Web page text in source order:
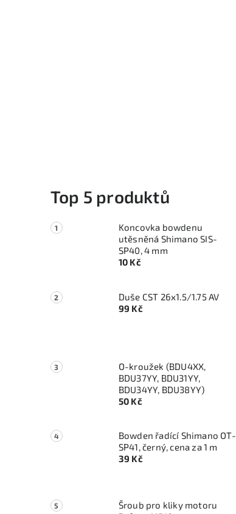
Top 5 produktů
Koncovka bowdenu
utěsněná Shimano SIS-
SP40, 4 mm
10 Kč
Duše CST 26x1.5/1.75 AV
99 Kč
O-kroužek (BDU4XX,
BDU37YY, BDU31YY,
BDU34YY, BDU38YY)
50 Kč
Bowden řadící Shimano OT-
SP41, černý, cena za 1 m
39 Kč
Šroub pro kliky motoru